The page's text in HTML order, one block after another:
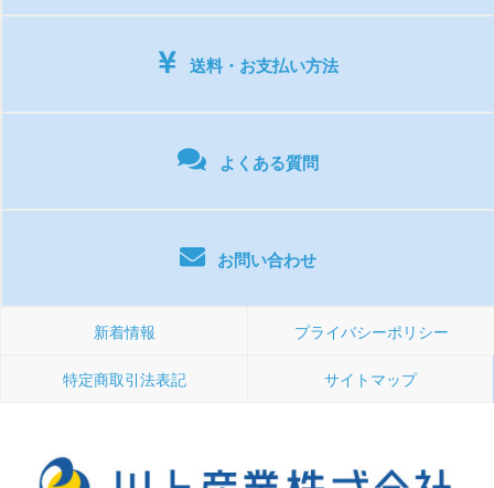
送料・お支払い方法
よくある質問
お問い合わせ
新着情報 プライバシーポリシー
特定商取引法表記 サイトマップ